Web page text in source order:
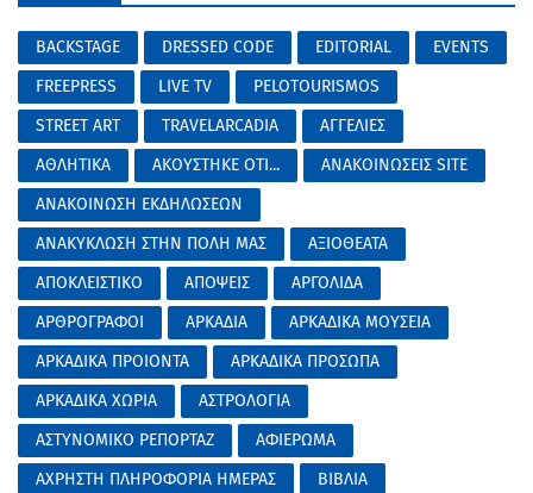
BACKSTAGE DRESSED CODE EDITORIAL
EVENTS
FREEPRESS
LIVE TV
PELOTOURISMOS
STREET ART
TRAVELARCADIA
ΑΓΓΕΛΙΕΣ
ΑΘΛΗΤΙΚΑ
ΑΚΟΥΣΤΗΚΕ ΟΤΙ...
ΑΝΑΚΟΙΝΩΣΕΙΣ SITE
ΑΝΑΚΟΙΝΩΣΗ ΕΚΔΗΛΩΣΕΩΝ
ΑΝΑΚΥΚΛΩΣΗ ΣΤΗΝ ΠΟΛΗ ΜΑΣ
ΑΞΙΟΘΕΑΤΑ
ΑΠΟΚΛΕΙΣΤΙΚΟ
ΑΠΟΨΕΙΣ
ΑΡΓΟΛΙΔΑ
ΑΡΘΡΟΓΡΑΦΟΙ
ΑΡΚΑΔΙΑ
ΑΡΚΑΔΙΚΑ ΜΟΥΣΕΙΑ
ΑΡΚΑΔΙΚΑ ΠΡΟΙΟΝΤΑ
ΑΡΚΑΔΙΚΑ ΠΡΟΣΩΠΑ
ΑΡΚΑΔΙΚΑ ΧΩΡΙΑ
ΑΣΤΡΟΛΟΓΙΑ
ΑΣΤΥΝΟΜΙΚΟ ΡΕΠΟΡΤΑΖ
ΑΦΙΕΡΩΜΑ
ΑΧΡΗΣΤΗ ΠΛΗΡΟΦΟΡΙΑ ΗΜΕΡΑΣ
ΒΙΒΛΙΑ